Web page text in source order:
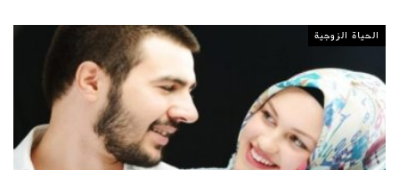
الحياة الزوجية